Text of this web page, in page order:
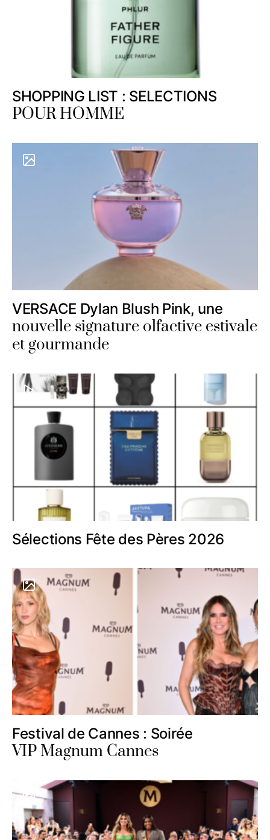
SHOPPING LIST : SELECTIONS
POUR HOMME
VERSACE Dylan Blush Pink, une
nouvelle signature olfactive estivale
et gourmande
Sélections Fête des Pères 2026
Festival de Cannes : Soirée
VIP Magnum Cannes